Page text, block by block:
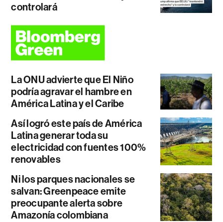
controlará
La ONU advierte que El Niño
podría agravar el hambre en
América Latina y el Caribe
Así logró este país de América
Latina generar toda su
electricidad con fuentes 100%
renovables
Ni los parques nacionales se
salvan: Greenpeace emite
preocupante alerta sobre
Amazonía colombiana